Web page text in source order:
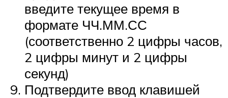
введите текущее время в
формате ЧЧ.ММ.СС
(соответственно 2 цифры часов,
2 цифры минут и 2 цифры
секунд)
Подтвердите ввод клавишей